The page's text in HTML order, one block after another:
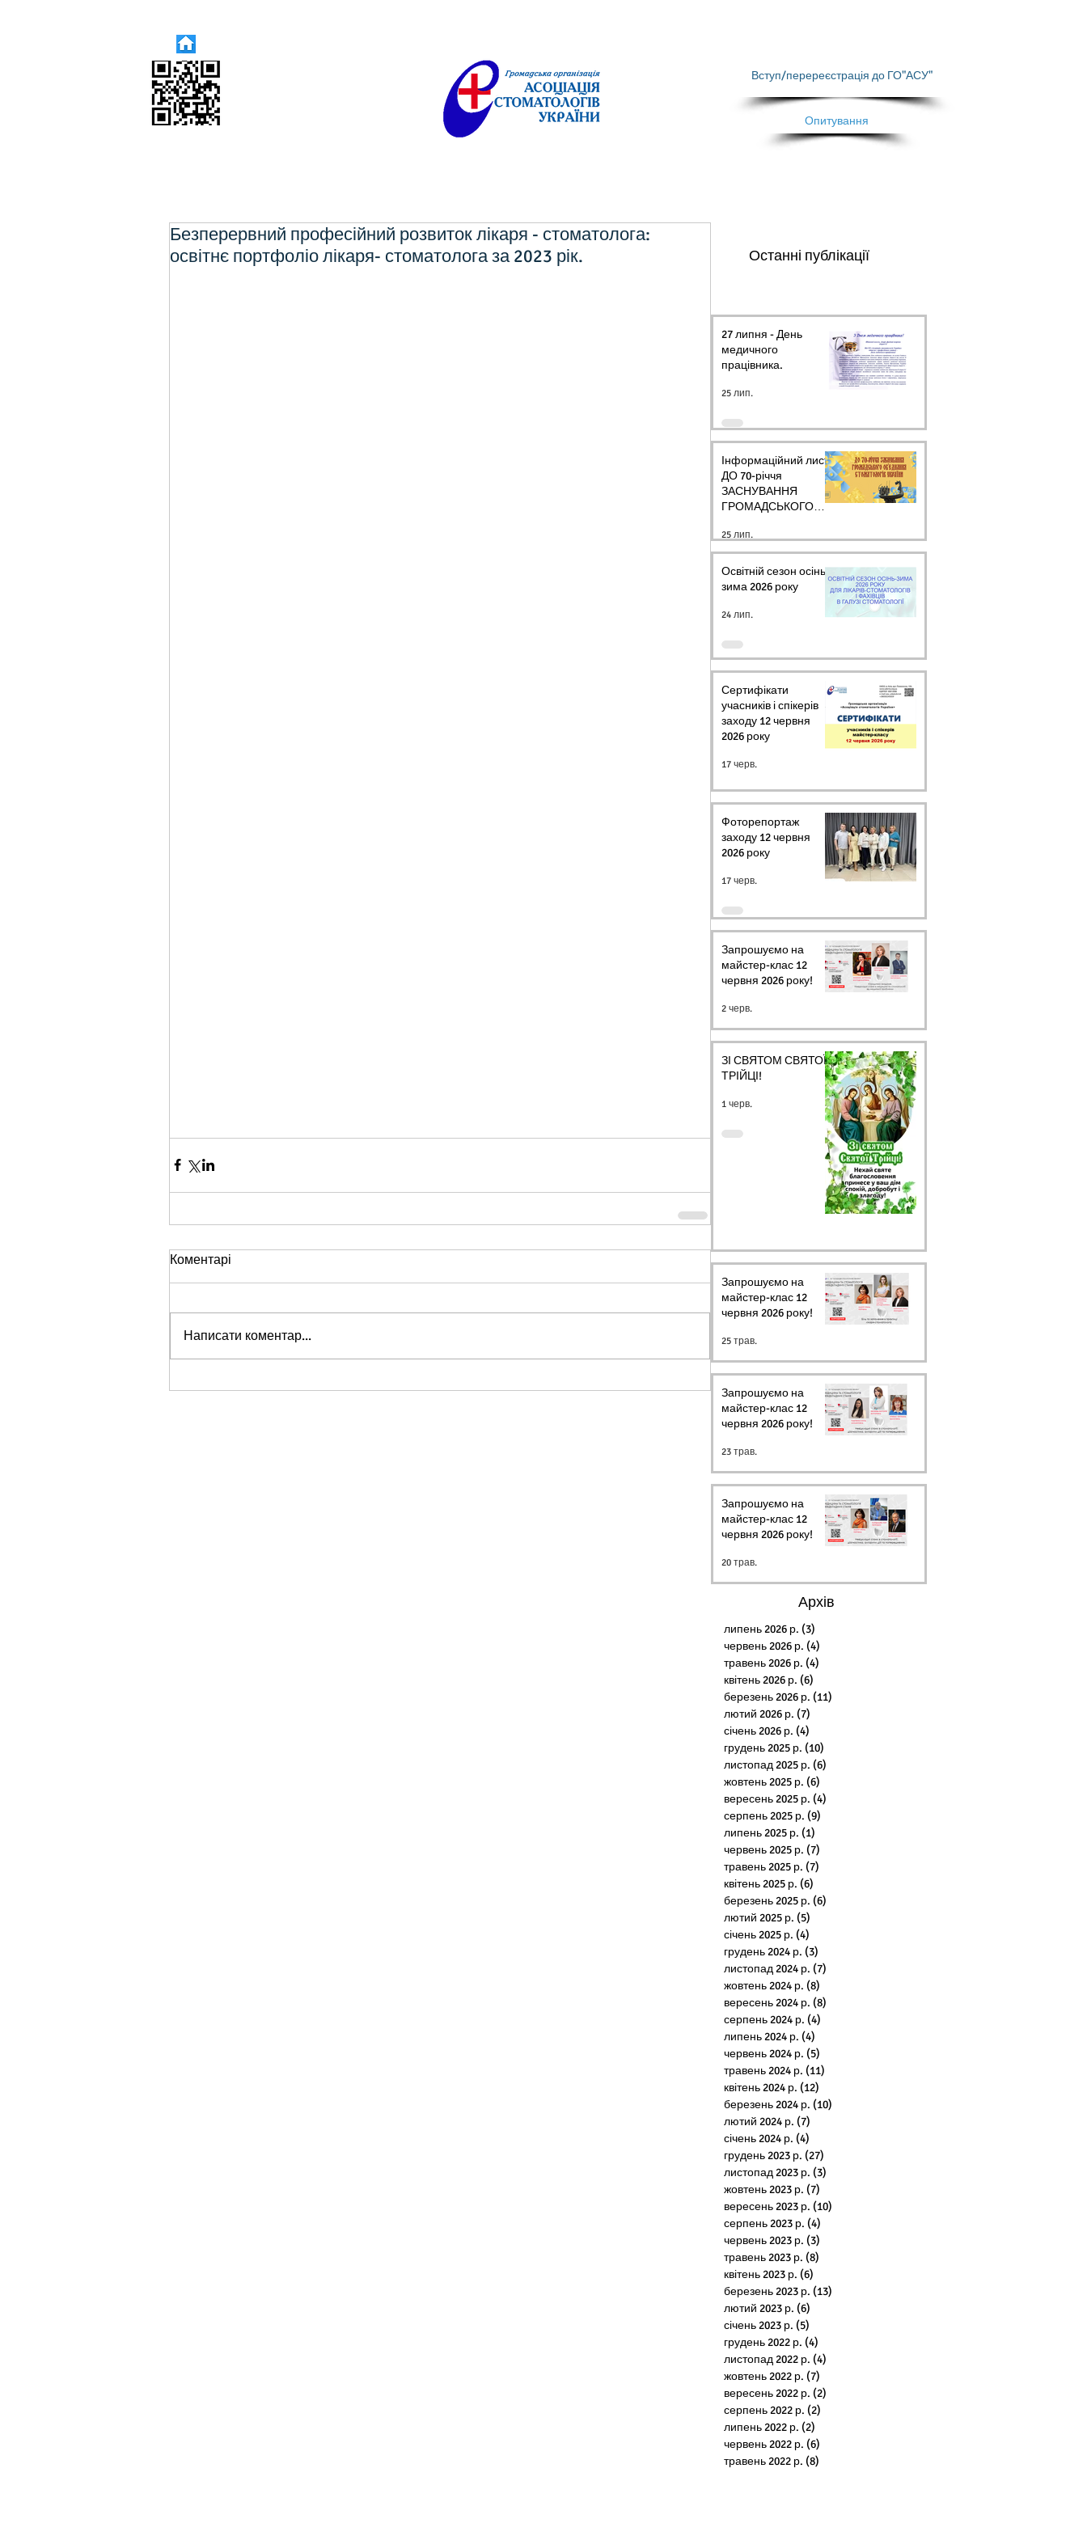
Опитування
Безперервний професійний розвиток лікаря - стоматолога:
освітнє портфоліо лікаря- стоматолога за 2023 рік.
Коментарі
Написати коментар...
Останні публікації
27 липня - День
медичного
працівника.
25 лип.
Інформаційний лист
ДО 70-річчя
ЗАСНУВАННЯ
ГРОМАДСЬКОГО
СТОМАТОЛОГІВ
УКРАЇНИ
25 лип.
Освітній сезон осінь-
зима 2026 року
24 лип.
Сертифікати
учасників і спікерів
заходу 12 червня
2026 року
17 черв.
Фоторепортаж
заходу 12 червня
2026 року
17 черв.
Запрошуємо на
майстер-клас 12
червня 2026 року!
2 черв.
ЗІ СВЯТОМ СВЯТОЇ
ТРІЙЦІ!
1 черв.
Запрошуємо на
майстер-клас 12
червня 2026 року!
25 трав.
Запрошуємо на
майстер-клас 12
червня 2026 року!
23 трав.
Запрошуємо на
майстер-клас 12
червня 2026 року!
20 трав.
Архів
липень 2026 р. (3)
червень 2026 р. (4)
травень 2026 р. (4)
квітень 2026 р. (6)
березень 2026 р. (11)
лютий 2026 р. (7)
січень 2026 р. (4)
грудень 2025 р. (10)
листопад 2025 р. (6)
жовтень 2025 р. (6)
вересень 2025 р. (4)
серпень 2025 р. (9)
липень 2025 р. (1)
червень 2025 р. (7)
травень 2025 р. (7)
квітень 2025 р. (6)
березень 2025 р. (6)
лютий 2025 р. (5)
січень 2025 р. (4)
грудень 2024 р. (3)
листопад 2024 р. (7)
жовтень 2024 р. (8)
вересень 2024 р. (8)
серпень 2024 р. (4)
липень 2024 р. (4)
червень 2024 р. (5)
травень 2024 р. (11)
квітень 2024 р. (12)
березень 2024 р. (10)
лютий 2024 р. (7)
січень 2024 р. (4)
грудень 2023 р. (27)
листопад 2023 р. (3)
жовтень 2023 р. (7)
вересень 2023 р. (10)
серпень 2023 р. (4)
червень 2023 р. (3)
травень 2023 р. (8)
квітень 2023 р. (6)
березень 2023 р. (13)
лютий 2023 р. (6)
січень 2023 р. (5)
грудень 2022 р. (4)
листопад 2022 р. (4)
жовтень 2022 р. (7)
вересень 2022 р. (2)
серпень 2022 р. (2)
липень 2022 р. (2)
червень 2022 р. (6)
травень 2022 р. (8)
Вступ/перереєстрація до ГО"АСУ"